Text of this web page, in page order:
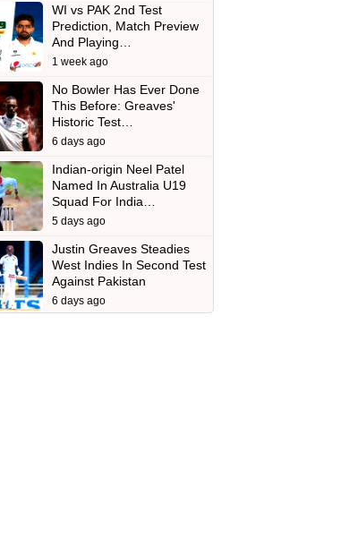
WI vs PAK 2nd Test
Prediction, Match Preview
And Playing…
1 week ago
No Bowler Has Ever Done
This Before: Greaves'
Historic Test…
6 days ago
Indian-origin Neel Patel
Named In Australia U19
Squad For India…
5 days ago
Justin Greaves Steadies
West Indies In Second Test
Against Pakistan
6 days ago